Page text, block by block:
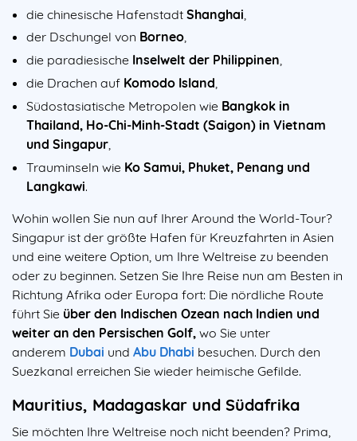
die chinesische Hafenstadt Shanghai
der Dschungel von Borneo,
die paradiesische Inselwelt der Philippinen,
die Drachen auf Komodo Island
Südostasiatische Metropolen wie Bangkok in
Thailand, Ho-Chi-Minh-Stadt (Saigon) in Vietnam
und Singapur
Trauminseln wie Ko Samui, Phuket, Penang und
Langkawi.
Wohin wollen Sie nun auf Ihrer Around the World-Tour?
Singapur ist der größte Hafen für Kreuzfahrten in Asien
und eine weitere Option, um Ihre Weltreise zu beenden
oder zu beginnen. Setzen Sie Ihre Reise nun am Besten in
Richtung Afrika oder Europa fort: Die nördliche Route
führt Sie über den Indischen Ozean nach Indien und
weiter an den Persischen Golf, wo Sie unter
anderem Dubai und Abu Dhabi besuchen. Durch den
Suezkanal erreichen Sie wieder heimische Gefilde.
Mauritius, Madagaskar und Südafrika
Sie möchten Ihre Weltreise noch nicht beenden? Prima,